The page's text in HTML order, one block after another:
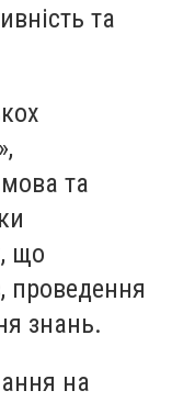
та
та
що
проведення
знань.
на